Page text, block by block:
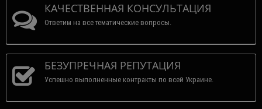
КАЧЕСТВЕННАЯ КОНСУЛЬТАЦИЯ
Ответим на все тематические вопросы.
БЕЗУПРЕЧНАЯ РЕПУТАЦИЯ
Успешно выполненные контракты по всей Украине.